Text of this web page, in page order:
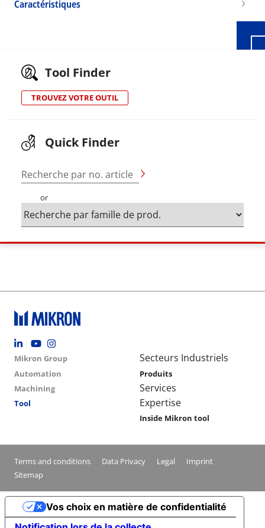
Caractéristiques
Tool Finder
TROUVEZ VOTRE OUTIL
Quick Finder
Recherche par no. article
or
Footer social
Group menu
Mikron Group
Automation
Machining
Tool
Main navigation
Secteurs Industriels
Produits
Services
Expertise
Inside Mikron tool
Conditions footer menu
Terms and conditions Data Privacy Legal
Imprint
Sitemap
Vos choix en matière de confidentialité